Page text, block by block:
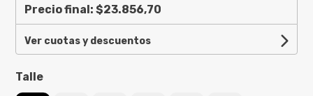
Precio final:$23.856,70
Ver cuotas y descuentos
Talle